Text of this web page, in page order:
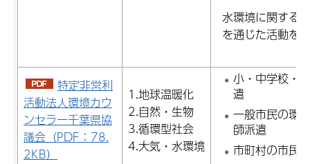
水環境に関する
を通じた活動を
特定非営利
活動法人環境カウ
ンセラー千葉県協
議会（PDF：78.
2KB）
1.地球温暖化
2.自然・生物
3.循環型社会
4.大気・水環境
小・中学校・
遣
一般市民の環
師派遣
市町村の市民